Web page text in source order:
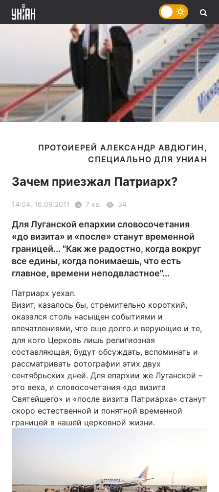
Війна
ПРОТОИЕРЕЙ АЛЕКСАНДР АВДЮГИН,
Зачем приезжал Патриарх?
14:04, 16.09.2011 7 хв. 34
Для Луганской епархии словосочетания
«до визита» и «после» станут временной
границей... "Как же радостно, когда вокруг
все едины, когда понимаешь, что есть
главное, времени неподвластное"...
Патриарх уехал.
Визит, казалось бы, стремительно короткий,
оказался столь насыщен событиями и
впечатлениями, что еще долго и верующие и те,
для кого Церковь лишь религиозная
составляющая, будут обсуждать, вспоминать и
рассматривать фотографии этих двух
сентябрьских дней. Для епархии же Луганской –
это веха, и словосочетания «до визита
Святейшего» и «после визита Патриарха» станут
скоро естественной и понятной временной
границей в нашей церковной жизни.